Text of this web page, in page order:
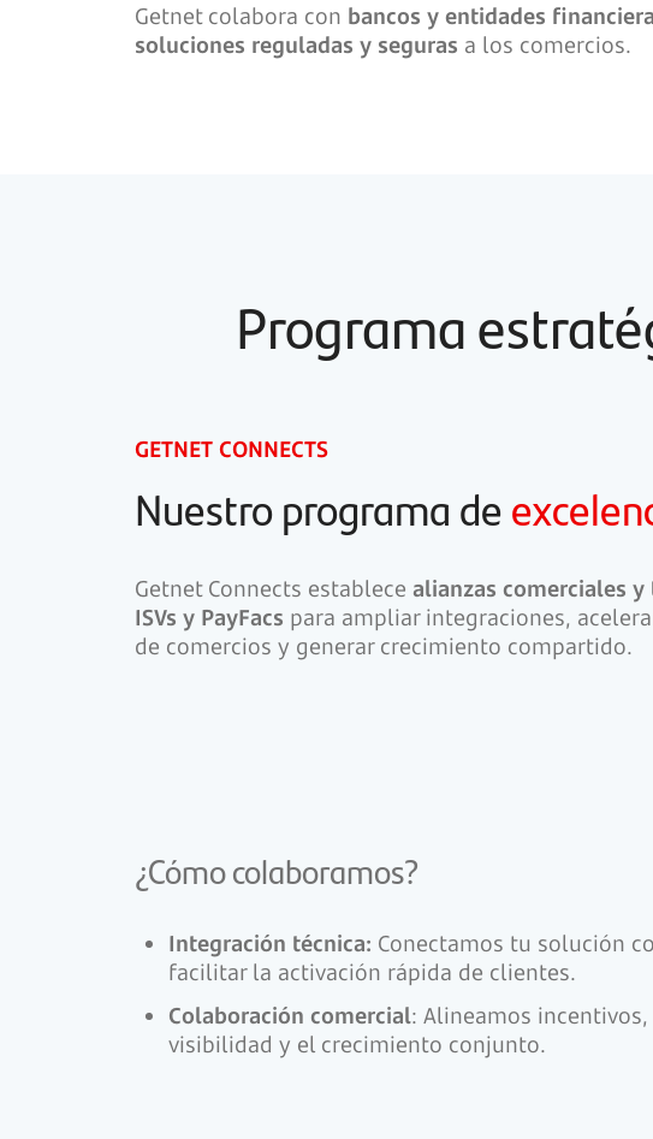
Getnet colabora con bancos y entidades
soluciones reguladas y seguras a los comercios.
Programa
GETNET CONNECTS
Nuestro programa de
Getnet Connects establece alianzas comerciales y
ISVs y PayFacs para ampliar integraciones,
de comercios y generar crecimiento compartido.
¿Cómo colaboramos?
Integración técnica: Conectamos tu solución
facilitar la activación rápida de clientes.
Colaboración comercial: Alineamos
visibilidad y el crecimiento conjunto.